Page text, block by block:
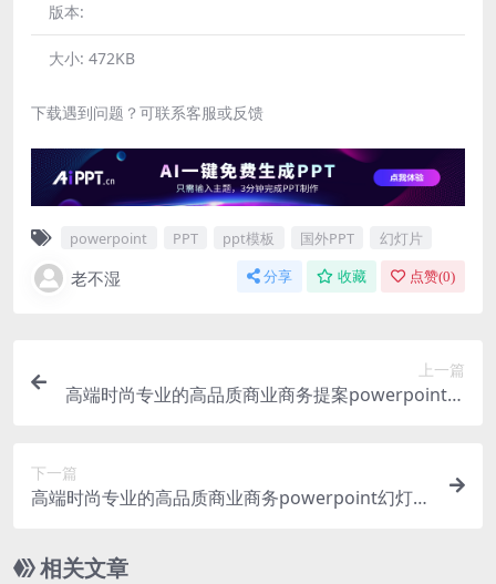
版本:
大小: 472KB
下载遇到问题？可联系客服或反馈
powerpoint PPT ppt模板 国外PPT 幻灯片
老不湿 分享 收藏 点赞(0)
上一篇
高端时尚专业的高品质商业商务提案powerpoint幻
下一篇
高端时尚专业的高品质商业商务powerpoint幻灯片
相关文章